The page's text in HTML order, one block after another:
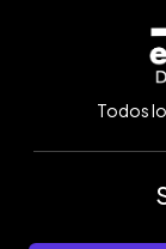
Todos